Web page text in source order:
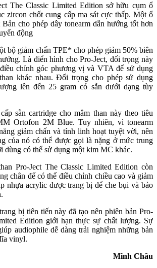
The Classic Limited Edition sở hữu cụm ổ
zircon chốt cung cấp ma sát cực thấp. Một ổ
cho phép dây tonearm dẫn hướng tốt hơn
động
bộ giảm chấn TPE* cho phép giảm 50% biên
Là điển hình cho Pro-Ject, đối trọng này
chỉnh góc phương vị và VTA để sử dụng
khác nhau. Đối trọng cho phép sử dụng
lên đến 25 gram có sẵn dưới dạng tùy
sẵn cartridge cho mâm than này theo tiêu
Ortofon 2M Blue. Tuy nhiên, vì tonearm
giảm chấn và tính linh hoạt tuyệt vời, nên
của nó có thể được gọi là nặng ở mức trung
dùng có thể sử dụng một kim MC khác.
Pro-Ject The Classic Limited Edition còn
chân đế có thể điều chỉnh chiều cao và giảm
nhựa acrylic được trang bị để che bụi và bảo
bị tiên tiến này đã tạo nên phiên bản Pro-
Edition giới hạn thực sự chất lượng. Sự
audiophile dễ dàng trải nghiệm những bản
vinyl.
Minh Châu